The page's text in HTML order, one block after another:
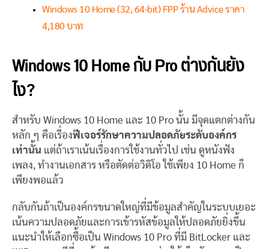
Windows 10 Home (32, 64-bit) FPP ร้าน Advice ราคา
4,180 บาท
Windows 10 Home กับ Pro ต่างกันยัง
ไง?
สำหรับ Windows 10 Home และ 10 Pro นั้น มีจุดแตกต่างกัน
หลัก ๆ คือเรื่องฟีเจอร์รักษาความปลอดภัยระดับองค์กร
เท่านั้น แต่ถ้าเราเน้นเรื่องการใช้งานทั่วไป เช่น ดูหนังฟัง
เพลง, ทำงานเอกสาร หรือตัดต่อวิดิโอ ใช้เพียง 10 Home ก็
เพียงพอแล้ว
กลับกันถ้าเป็นองค์กรขนาดใหญ่ที่มีข้อมูลสำคัญในระบบเยอะ
เน้นความปลอดภัยและการเข้ารหัสข้อมูลให้ปลอดภัยยิ่งขึ้น
แนะนำให้เลือกซื้อเป็น Windows 10 Pro ที่มี BitLocker และ